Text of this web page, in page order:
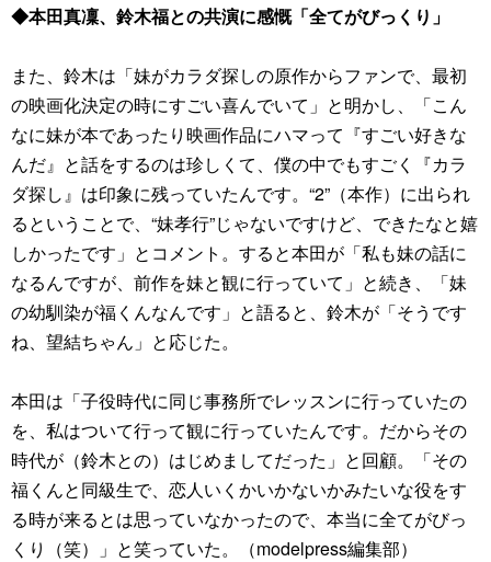
◆本田真凜、鈴木福との共演に感慨「全てがびっくり」
また、鈴木は「妹がカラダ探しの原作からファンで、最初
の映画化決定の時にすごい喜んでいて」と明かし、「こん
なに妹が本であったり映画作品にハマって『すごい好きな
んだ』と話をするのは珍しくて、僕の中でもすごく『カラ
ダ探し』は印象に残っていたんです。“2”（本作）に出られ
るということで、“妹孝行”じゃないですけど、できたなと嬉
しかったです」とコメント。すると本田が「私も妹の話に
なるんですが、前作を妹と観に行っていて」と続き、「妹
の幼馴染が福くんなんです」と語ると、鈴木が「そうです
ね、望結ちゃん」と応じた。
本田は「子役時代に同じ事務所でレッスンに行っていたの
を、私はついて行って観に行っていたんです。だからその
時代が（鈴木との）はじめましてだった」と回顧。「その
福くんと同級生で、恋人いくかいかないかみたいな役をす
る時が来るとは思っていなかったので、本当に全てがびっ
くり（笑）」と笑っていた。（modelpress編集部）